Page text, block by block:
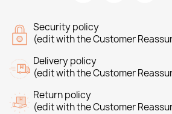
Security policy
(edit with the Customer
Delivery policy
(edit with the Customer
Return policy
(edit with the Customer